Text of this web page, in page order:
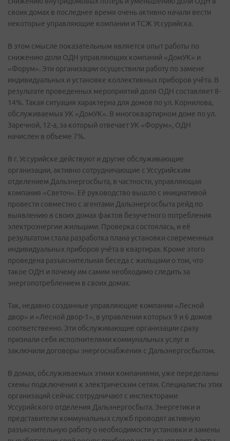
своих домах в последнее время очень активно начали вести
некоторые управляющие компании и ТСЖ Уссурийска.
В этом смысле показательным является опыт работы по
снижению доли ОДН управляющих компаний «ДомУК» и
«Форум». Эти организации осуществили работу по замене
индивидуальных и установке коллективных приборов учёта. В
результате проведенных мероприятий доля ОДН составляет 8-
14%. Такая ситуация характерна для домов по ул. Корнилова,
обслуживаемых УК «ДомУК». В многоквартирном доме по ул.
Заречной, 12-а, за который отвечает УК «Форум», ОДН
начислен в объеме 7%.
В г. Уссурийске действуют и другие обслуживающие
организации, активно сотрудничающие с Уссурийским
отделением Дальэнергосбыта, в частности, управляющая
компания «Светоч». Её руководство вышло с инициативой
провести совместно с агентами Дальэнергосбыта рейд по
выявлению в своих домах фактов безучетного потребления
электроэнергии жильцами. Проверка состоялась, и её
результатом стала разработка плана установки современных
индивидуальных приборов учёта в квартирах. Кроме этого
проведена разъяснительная беседа с жильцами о том, что
такое ОДН и почему им самим необходимо следить за
энергопотреблением в своих домах.
Так, недавно созданные управляющие компании «Лесной
двор» и «Лесной двор-1», в управлении которых 9 и 6 домов
соответственно. Эти обслуживающие организации сразу
признали себя исполнителями коммунальных услуг и
заключили договоры энергоснабжения с Дальэнергосбытом.
В домах, обслуживаемых этими компаниями, уже переделаны
схемы подключения к электрическим сетям. Специалисты этих
организаций сейчас сотрудничают с инспекторами
Уссурийского отделения Дальэнергосбыта. Энергетики и
представители коммунальных служб проводят активную
разъяснительную работу о необходимости установки и замены